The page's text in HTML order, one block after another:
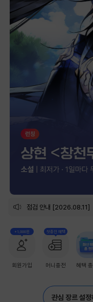
점검 안내 [2026.08.11]
+1,000원
회원가입
첫충전 혜택
머니충전 혜택 총
관심 장르 설